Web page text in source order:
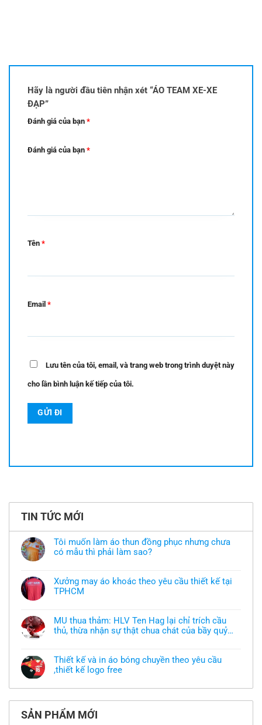
Hãy là người đầu tiên nhận xét “ÁO TEAM XE-XE
ĐẠP”
Đánh giá của bạn *
Đánh giá của bạn *
Tên *
Email *
Lưu tên của tôi, email, và trang web trong trình duyệt này
cho lần bình luận kế tiếp của tôi.
TIN TỨC MỚI
Tôi muốn làm áo thun đồng phục nhưng chưa
có mẫu thì phải làm sao?
bình
luận
ở
áo
thun
đồng
chưa
có
mẫu
thì
làm
Xưởng may áo khoác theo yêu cầu thiết kế tại
TPHCM
bình
luận
ở
Xưởng
khoác
theo
yêu
thiết
tại
TPHCM
MU thua thảm: HLV Ten Hag lại chỉ trích cầu
thủ, thừa nhận sự thật chua chát của bầy quỷ
bình
luận
ở
MU
thảm:
Hag
lại
Thiết kế và in áo bóng chuyền theo yêu cầu
,thiết kế logo free
có
luận
Thiết
SẢN PHẨM MỚI